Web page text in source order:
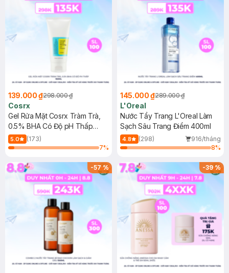
139.000 ₫298.000 ₫
Cosrx
Gel Rửa Mặt Cosrx Tràm Trà,
0.5% BHA Có Độ pH Thấp
150ml
5.0
(173)
7%
145.000 ₫289.000 ₫
L'Oreal
Nước Tẩy Trang L'Oreal Làm
Sạch Sâu Trang Điểm 400ml
4.8 (298)
916/tháng
8%
-57% -39%